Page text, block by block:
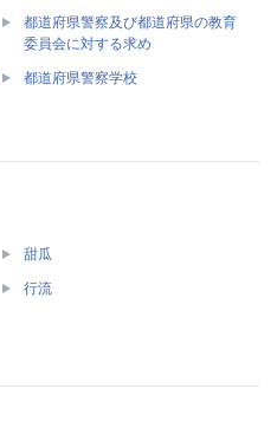
都道府県警察及び都道府県の教育
委員会に対する求め
都道府県警察学校
甜瓜
行流